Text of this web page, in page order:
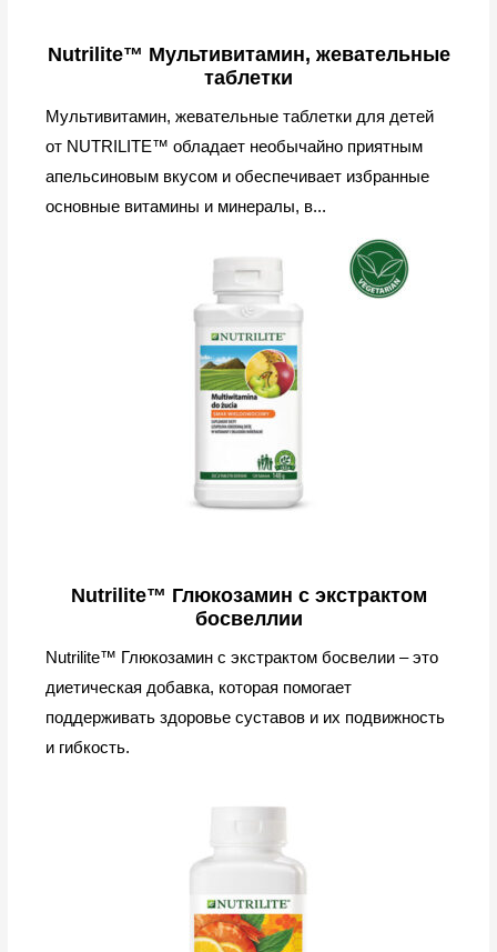
Nutrilite™ Мультивитамин, жевательные
таблетки
Мультивитамин, жевательные таблетки для детей
от NUTRILITE™ обладает необычайно приятным
апельсиновым вкусом и обеспечивает избранные
основные витамины и минералы, в...
Nutrilite™ Глюкозамин с экстрактом
босвеллии
Nutrilite™ Глюкозамин с экстрактом босвелии – это
диетическая добавка, которая помогает
поддерживать здоровье суставов и их подвижность
и гибкость.